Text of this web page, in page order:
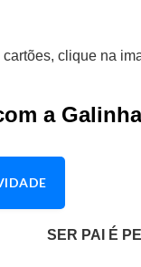
clique na
a
SER PAI É